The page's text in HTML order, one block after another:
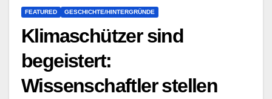
FEATURED GESCHICHTE/HINTERGRÜNDE
Klimaschützer sind
begeistert:
Wissenschaftler stellen